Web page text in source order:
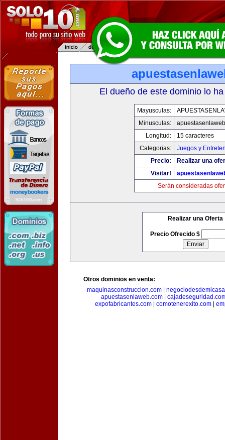
El dueño de este dominio lo
Mayusculas:
Minusculas:
Longitud:
15 caracteres
Categorias:
Juegos y
Precio:
Realizar una
Visitar!
Serán consideradas
Realizar una Oferta
Precio Ofrecido $
Otros dominios en venta:
maquinasconstruccion.com
apuestasenlaweb.com
expofabricantes.com| comotenerexito.com|